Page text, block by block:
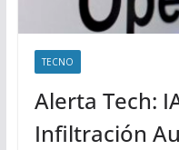
TECNO
Alerta Tech:
Infiltración